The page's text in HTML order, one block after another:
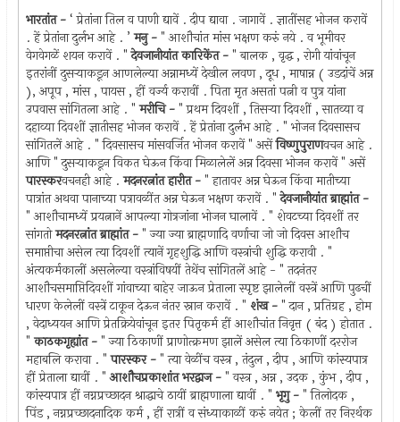
भारतांत -‘ प्रेतांना तिल व पाणी द्यावें . दीप द्यावा . जागावें . ज्ञातींसह भोजन करावें
. हें प्रेतांना दुर्लभ आहे . ’मनु -" आशौचांत मांस भक्षण करुं नये . व भूमीवर
वेगवेगळें शयन करावें . "देवजानीयांत कारिकेंत -" बालक , वृद्ध , रोगी यांवांचून
इतरांनीं दुसर्‍याकडून आणलेल्या अन्नामध्यें देखील लवण , दूध , माषान्न ( उडदांचें अन्न
), अपूप , मांस , पायस , हीं वर्ज्य करावीं . पिता मृत असतां पत्नी व पुत्र यांना
उपवास सांगितला आहे . "मरीचि -" प्रथम दिवशीं , तिसर्‍या दिवशीं , सातव्या व
दहाव्या दिवशीं ज्ञातीसह भोजन करावें . हें प्रेतांना दुर्लभ आहे . " भोजन दिवसासच
सांगितलें आहे . " दिवसासच मांसवर्जित भोजन करावें " असेंविष्णुपुराणवचन आहे .
आणि " दुसर्‍याकडून विकत घेऊन किंवा मिळालेलें अन्न दिवसा भोजन करावें " असें
पारस्करवचनही आहे .मदनरत्नांत हारीत -" हातावर अन्न घेऊन किंवा मातीच्या
पात्रांत अथवा पानाच्या पत्रावळींत अन्न घेऊन भक्षण करावें . "देवजानीयांत ब्राह्मांत -
" आशौचामध्यें प्रयत्नानें आपल्या गोत्रजांना भोजन घालावें . " शेवटच्या दिवशीं तर
सांगतोमदनरत्नांत ब्राह्मांत -" ज्या ज्या ब्राह्मणादि वर्णाचा जो जो दिवस आशौच
समाप्तीचा असेल त्या दिवशीं त्यानें गृहशुद्धि आणि वस्त्रांची शुद्धि करावी . "
अंत्यकर्मकालीं असलेल्या वस्त्रांविषयीं तेथेंच सांगितलें आहे - " तदनंतर
आशौचसमाप्तिदिवशीं गांवाच्या बाहेर जाऊन प्रेताला स्पृष्ट झालेलीं वस्त्रें आणि पुढचीं
धारण केलेलीं वस्त्रें टाकून देऊन नंतर स्नान करावें . " शंख -" दान , प्रतिग्रह , होम
, वेदाध्ययन आणि प्रेतक्रियेवांचून इतर पितृकर्म हीं आशौचांत निवृत्त ( बंद ) होतात .
"काठकगृह्यांत -" ज्या ठिकाणीं प्राणोत्क्रमण झालें असेल त्या ठिकाणीं दररोज
महाबलि करावा . "पारस्कर -" त्या वेळींच वस्त्र , तंदुल , दीप , आणि कांस्यपात्र
हीं प्रेताला द्यावीं . "आशौचप्रकाशांत भरद्वाज -" वस्त्र , अन्न , उदक , कुंभ , दीप ,
कांस्यपात्र हीं नग्नप्रच्छादन श्राद्धाचे ठायीं ब्राह्मणाला द्यावीं . "भृगु -" तिलोदक ,
पिंड , नग्नप्रच्छादनादिक कर्म , हीं रात्रीं व संध्याकाळीं करुं नयेत ; केलीं तर निरर्थक